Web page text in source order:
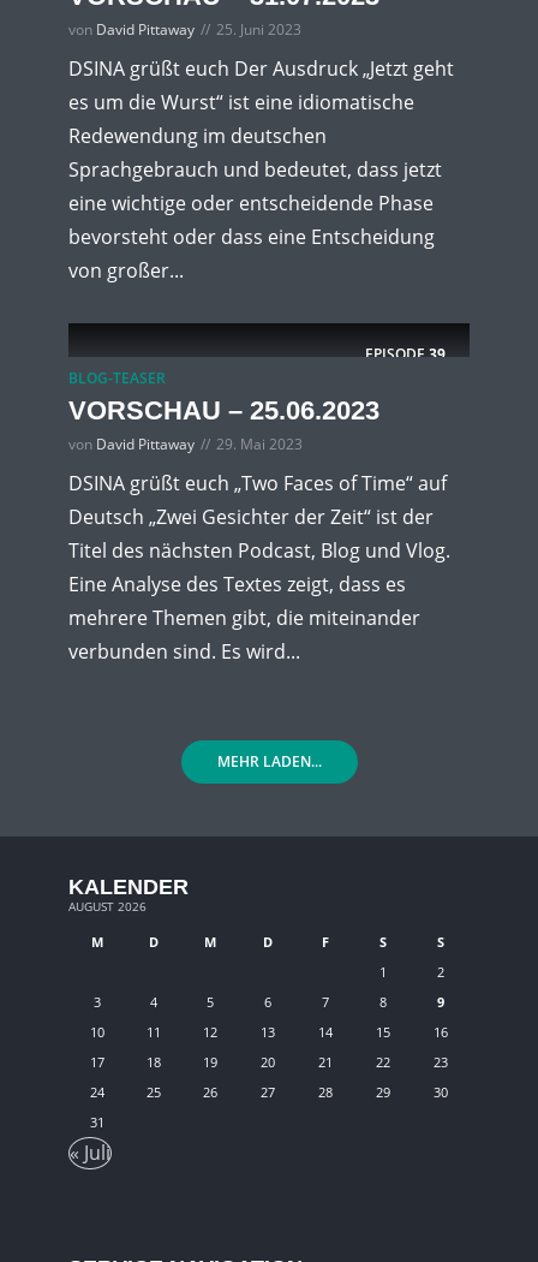
von David Pittaway 25. Juni 2023
DSINA grüßt euch Der Ausdruck „Jetzt geht
es um die Wurst“ ist eine idiomatische
Redewendung im deutschen
Sprachgebrauch und bedeutet, dass jetzt
eine wichtige oder entscheidende Phase
bevorsteht oder dass eine Entscheidung
von großer...
EPISODE39
BLOG-TEASER
VORSCHAU – 25.06.2023
von David Pittaway 29. Mai 2023
DSINA grüßt euch „Two Faces of Time“ auf
Deutsch „Zwei Gesichter der Zeit“ ist der
Titel des nächsten Podcast, Blog und Vlog.
Eine Analyse des Textes zeigt, dass es
mehrere Themen gibt, die miteinander
verbunden sind. Es wird...
MEHR LADEN...
KALENDER
AUGUST 2026
M D M D F S
S
1
2
3
4 5 6 7 8
9
10
11 12 13 14 15
16
17
18 19 20 21 22
23
24
25 26 27 28 29
30
31
« Juli